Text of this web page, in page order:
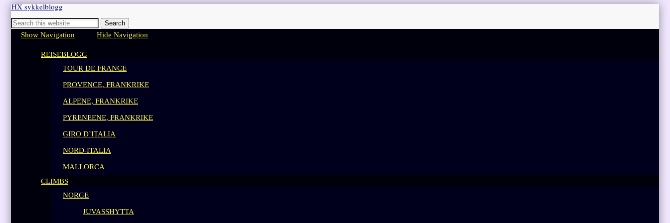
BHX sykkelblogg
Sykkelblogg for mosjonister!
Show Navigation Hide Navigation
REISEBLOGG
TOUR DE FRANCE
PROVENCE, FRANKRIKE
ALPENE, FRANKRIKE
PYRENEENE, FRANKRIKE
GIRO D`ITALIA
NORD-ITALIA
MALLORCA
CLIMBS
NORGE
JUVASSHYTTA